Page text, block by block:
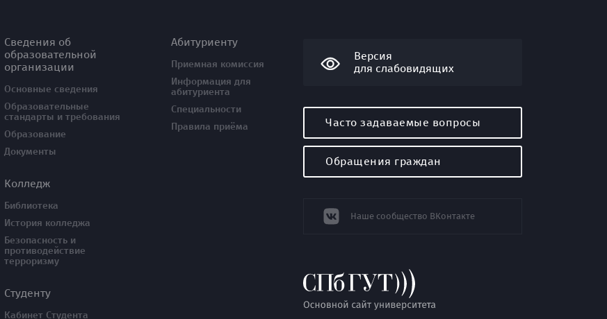
Сведения об
образовательной
организации
Основные сведения
Образовательные
стандарты и требования
Образование
Документы
Колледж
Библиотека
История колледжа
Безопасность и
противодействие
терроризму
Студенту
Кабинет Студента
Абитуриенту
Приемная комиссия
Информация для
абитуриента
Специальности
Правила приёма
Версия
для слабовидящих
Часто задаваемые вопросы
Обращения граждан
Наше сообщество ВКонтакте